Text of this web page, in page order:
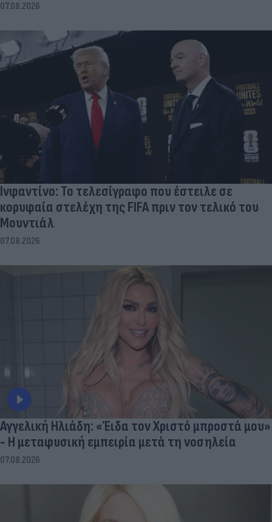
07.08.2026
Ινφαντίνο: Το τελεσίγραφο που έστειλε σε
κορυφαία στελέχη της FIFA πριν τον τελικό του
Μουντιάλ
07.08.2026
Αγγελική Ηλιάδη: «Έιδα τον Χριστό μπροστά μου»
- Η μεταφυσική εμπειρία μετά τη νοσηλεία
07.08.2026